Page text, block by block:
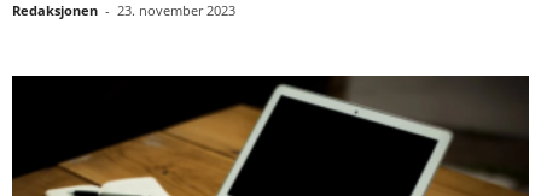
Redaksjonen - 23. november 2023